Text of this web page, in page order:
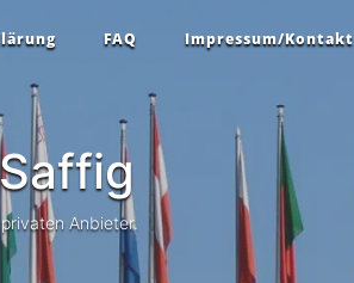
FAQ Impressum/Kontakt
Anbieter.